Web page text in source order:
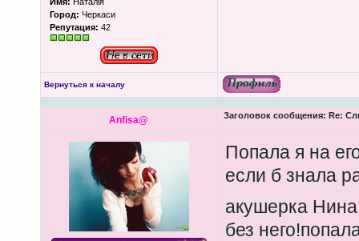
Город: Черкаси
Репутация: 42
Вернуться к началу
Anfisa@ Заголовок сообщения: Re:
Попала я на
если б знала
акушерка
без